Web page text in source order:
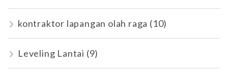
kontraktor lapangan olah raga (10)
Leveling Lantai (9)